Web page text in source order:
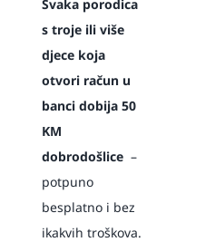
Svaka porodica
s troje ili više
djece koja
otvori račun u
banci dobija 50
KM
dobrodošlice–
potpuno
besplatno i bez
ikakvih troškova.